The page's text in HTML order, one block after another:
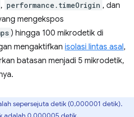
, performance.timeOrigin , dan
mengekspos
) hingga 100 mikrodetik di
mengaktifkan isolasi lintas asal,
batasan menjadi 5 mikrodetik,
sepersejuta detik (0,000001 detik).